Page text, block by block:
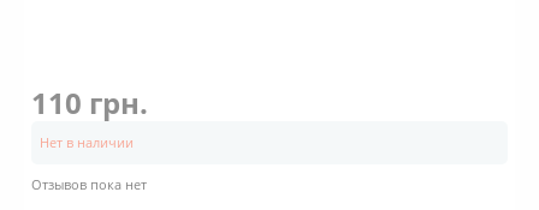
110 грн.
Нет в наличии
Отзывов пока нет